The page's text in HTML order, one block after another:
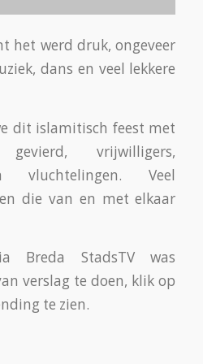
te zien.
zijn gemaakt en
door: Anton Verbeek.
id=”330″
id=”331″